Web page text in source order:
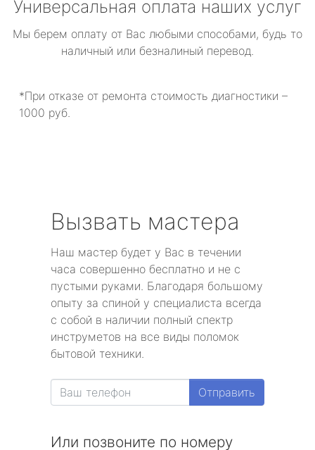
Универсальная оплата наших услуг
Мы берем оплату от Вас любыми способами, будь то
наличный или безналиный перевод.
*При отказе от ремонта стоимость диагностики –
1000 руб.
Вызвать мастера
Наш мастер будет у Вас в течении
часа совершенно бесплатно и не с
пустыми руками. Благодаря большому
опыту за спиной у специалиста всегда
с собой в наличии полный спектр
инструметов на все виды поломок
бытовой техники.
Отправить
Или позвоните по номеру